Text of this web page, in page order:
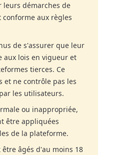
leurs démarches de
aux règles
de s'assurer que leur
aux lois en vigueur et
tierces. Ce
et ne contrôle pas les
les utilisateurs.
ou inappropriée,
être appliquées
de la plateforme.
âgés d'au moins 18